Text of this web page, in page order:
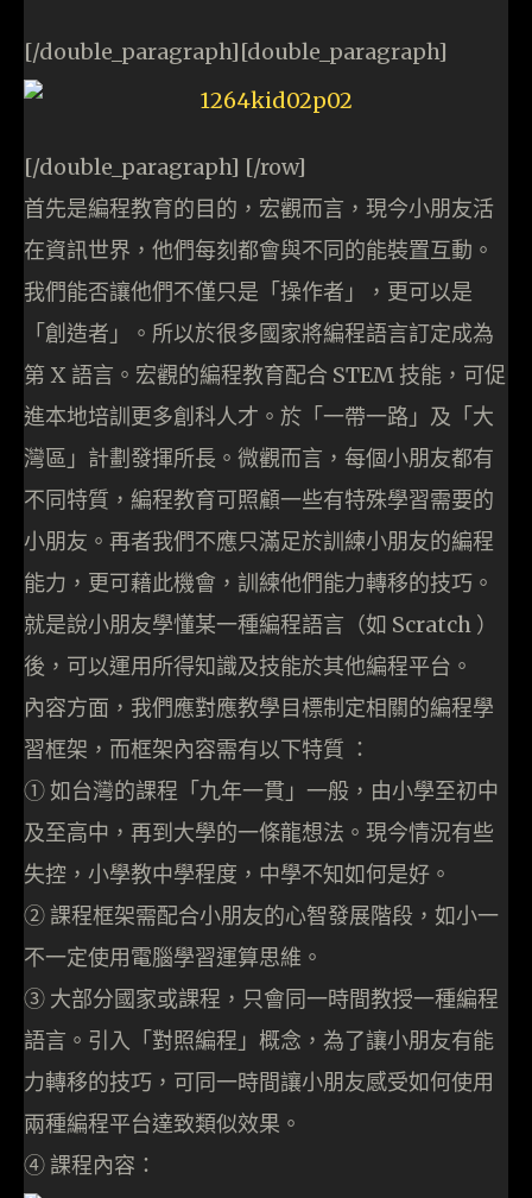
[/double_paragraph][double_paragraph]
[/double_paragraph] [/row]
首先是編程教育的目的，宏觀而言，現今小朋友活
在資訊世界，他們每刻都會與不同的能裝置互動。
我們能否讓他們不僅只是「操作者」，更可以是
「創造者」。所以於很多國家將編程語言訂定成為
第 X 語言。宏觀的編程教育配合 STEM 技能，可促
進本地培訓更多創科人才。於「一帶一路」及「大
灣區」計劃發揮所長。微觀而言，每個小朋友都有
不同特質，編程教育可照顧一些有特殊學習需要的
小朋友。再者我們不應只滿足於訓練小朋友的編程
能力，更可藉此機會，訓練他們能力轉移的技巧。
就是說小朋友學懂某一種編程語言（如 Scratch ）
後，可以運用所得知識及技能於其他編程平台。
內容方面，我們應對應教學目標制定相關的編程學
習框架，而框架內容需有以下特質 ：
① 如台灣的課程「九年一貫」一般，由小學至初中
及至高中，再到大學的一條龍想法。現今情況有些
失控，小學教中學程度，中學不知如何是好。
② 課程框架需配合小朋友的心智發展階段，如小一
不一定使用電腦學習運算思維。
③ 大部分國家或課程，只會同一時間教授一種編程
語言。引入「對照編程」概念，為了讓小朋友有能
力轉移的技巧，可同一時間讓小朋友感受如何使用
兩種編程平台達致類似效果。
④ 課程內容：